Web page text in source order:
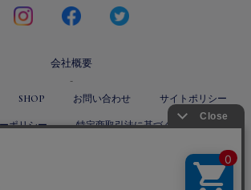
ORGANICS
会社概要
SHOP お問い合わせ
サイトポリシー
ポリシー
特定商取引法に基づく表記
©